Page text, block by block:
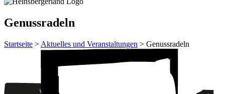
Genussradeln
Startseite > Aktuelles und Veranstaltungen > Genussradeln